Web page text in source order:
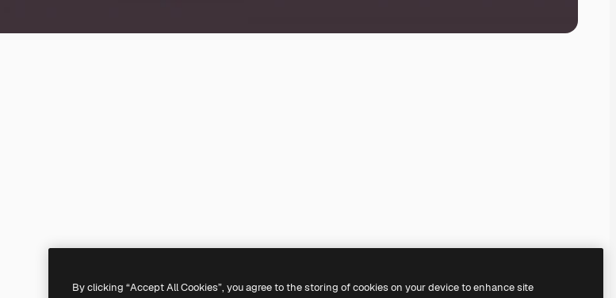
By clicking “Accept All Cookies”, you agree to the storing of cookies on your device to enhance site